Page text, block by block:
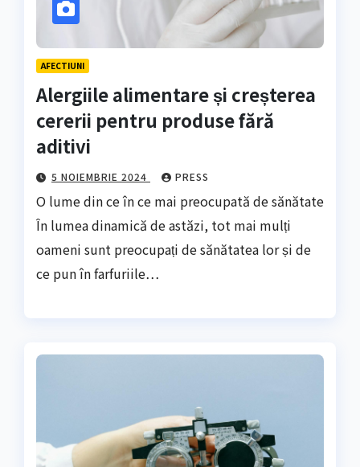
AFECTIUNI
Alergiile alimentare și creșterea
cererii pentru produse fără
aditivi
5 NOIEMBRIE 2024 PRESS
O lume din ce în ce mai preocupată de sănătate
În lumea dinamică de astăzi, tot mai mulți
oameni sunt preocupați de sănătatea lor și de
ce pun în farfuriile…